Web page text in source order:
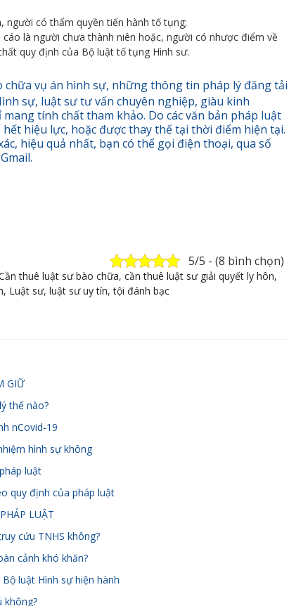
người có thẩm quyền tiến hành tố tụng;
là người chưa thành niên hoặc, người có nhược điểm về
quy định của Bộ luật tố tụng Hình sư.
chữa vụ án hình sự, những thông tin pháp lý đăng tải
sự, luật sư tư vấn chuyên nghiệp, giàu kinh
tính chất tham khảo. Do các văn bản pháp luật
hiệu lực, hoặc được thay thế tại thời điểm hiện tại.
hiệu quả nhất, bạn có thể gọi điện thoại, qua số
5/5 - (8 bình chọn)
thuê luật sư bào chữa, cần thuê luật sư giải quyết ly hôn,
, Luật sư, luật sư uy tín,tội đánh bạc
GIỮ
thế nào?
nCovid-19
hình sự không
luật
quy định của pháp luật
LUẬT
cứu TNHS không?
cảnh khó khăn?
luật Hình sự hiện hành
không?